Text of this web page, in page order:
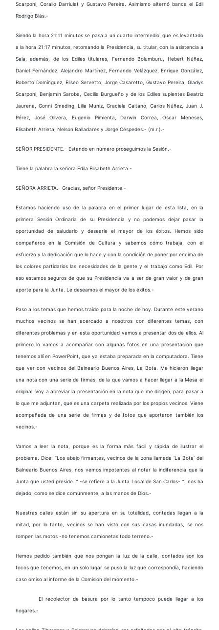
Scarponi, Coralio Darriulat y Gustavo Pereira. Asimismo alternó banca el Edil
Rodrigo Blás.-
Siendo la hora 21:11 minutos se pasa a un cuarto intermedio, que es levantado
a la hora 21:17 minutos, retomando la Presidencia, su titular, con la asistencia a
Sala, además, de los Ediles titulares, Fernando Bolumburu, Hebert Núñez,
Daniel Fernández, Alejandro Martínez, Fernando Velázquez, Enrique González,
Roberto Domínguez, Eliseo Servetto, Jorge Casaretto, Gustavo Pereira, Gladys
Scarponi, Benjamín Saroba, Cecilia Burgueño y de los Ediles suplentes Beatriz
Jaurena, Gonni Smeding, Lilia Muniz, Graciela Caitano, Carlos Núñez, Juan J.
Pérez, José Olivera, Eugenio Pimienta, Darwin Correa, Oscar Meneses,
Elisabeth Arrieta, Nelson Balladares y Jorge Céspedes.- (m.r.).-
SEÑOR PRESIDENTE.- Estando en número proseguimos la Sesión.-
Tiene la palabra la señora Edila Elisabeth Arrieta.-
SEÑORA ARRIETA.- Gracias, señor Presidente.-
Estamos haciendo uso de la palabra en el primer lugar de esta lista, en la
primera Sesión Ordinaria de su Presidencia y no podemos dejar pasar la
oportunidad de saludarlo y desearle el mayor de los éxitos. Hemos sido
compañeros en la Comisión de Cultura y sabemos cómo trabaja, con el
esfuerzo y la dedicación que lo hace y con la condición de poner por encima de
los colores partidarios las necesidades de la gente y el trabajo como Edil. Por
eso estamos seguros de que su Presidencia va a ser de gran valor y de gran
aporte para la Junta. Le deseamos el mayor de los éxitos.-
Paso a los temas que hemos traído para la noche de hoy. Durante este verano
muchos vecinos se han acercado a nosotros con diferentes temas, con
diferentes problemas y en esta oportunidad vamos a presentar dos de ellos. Al
primero lo vamos a acompañar con algunas fotos en una presentación que
tenemos allí en PowerPoint, que ya estaba preparada en la computadora. Tiene
que ver con vecinos del Balneario Buenos Aires, La Bota. Me hicieron llegar
una nota con una serie de firmas, de la que vamos a hacer llegar a la Mesa el
original. Voy a abreviar la presentación en la nota que me dirigen, para pasar a
lo que me adjuntan, que es una carpeta realizada por los propios vecinos. Viene
acompañada de una serie de firmas y de fotos que aportaron también los
vecinos.-
Vamos a leer la nota, porque es la forma más fácil y rápida de ilustrar el
problema. Dice: “Los abajo firmantes, vecinos de la zona llamada ‘La Bota’ del
Balneario Buenos Aires, nos vemos impotentes al notar la indiferencia que la
Junta que usted preside…” -se refiere a la Junta Local de San Carlos- “…nos ha
dejado, como se dice comúnmente, a las manos de Dios.-
Nuestras calles están sin su apertura en su totalidad, contadas llegan a la
mitad, por lo tanto, vecinos se han visto con sus casas inundadas, se nos
rompen las motos -no tenemos camionetas todo terreno.-
Hemos pedido también que nos pongan la luz de la calle, contados son los
focos que tenemos, en un solo lugar se puso la luz que correspondía, haciendo
caso omiso al informe de la Comisión del momento.-
El recolector de basura por lo tanto tampoco puede llegar a los
hogares.-